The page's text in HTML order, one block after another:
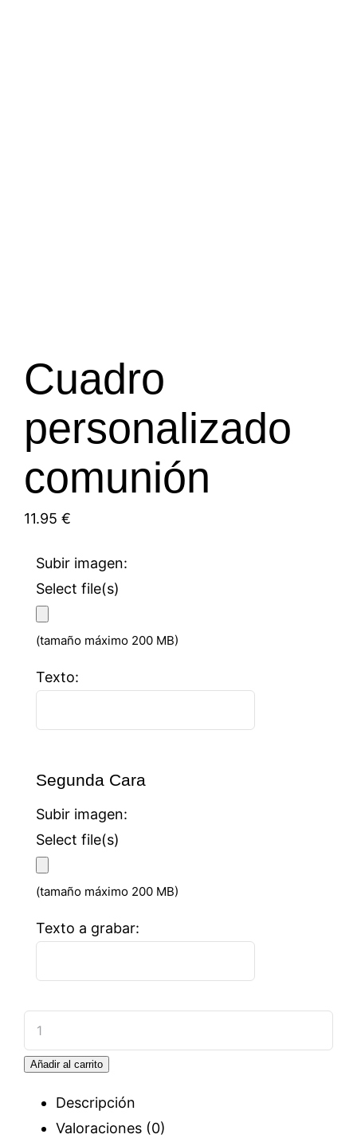
Cuadro
personalizado
comunión
11.95 €
Subir imagen:
Select file(s)
(tamaño máximo 200 MB)
Texto:
Segunda Cara
Subir imagen:
Select file(s)
(tamaño máximo 200 MB)
Texto a grabar:
Cuadro
personalizado
comunión
cantidad
Añadir al carrito
Descripción
Valoraciones (0)